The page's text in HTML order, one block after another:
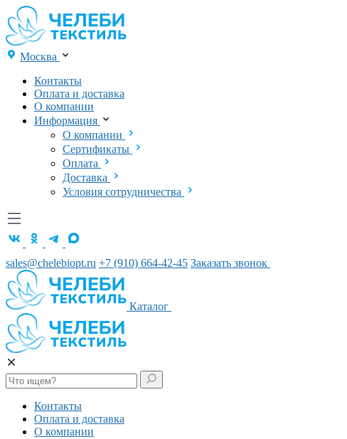
Москва
Контакты
Оплата и доставка
О компании
Информация
О компании
Сертификаты
Оплата
Доставка
Условия сотрудничества
sales@chelebiopt.ru +7 (910) 664-42-45 Заказать звонок
Каталог
Контакты
Оплата и доставка
О компании